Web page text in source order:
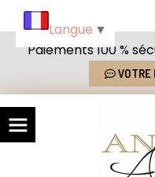
Paiements
VOTRE
Langue ▼